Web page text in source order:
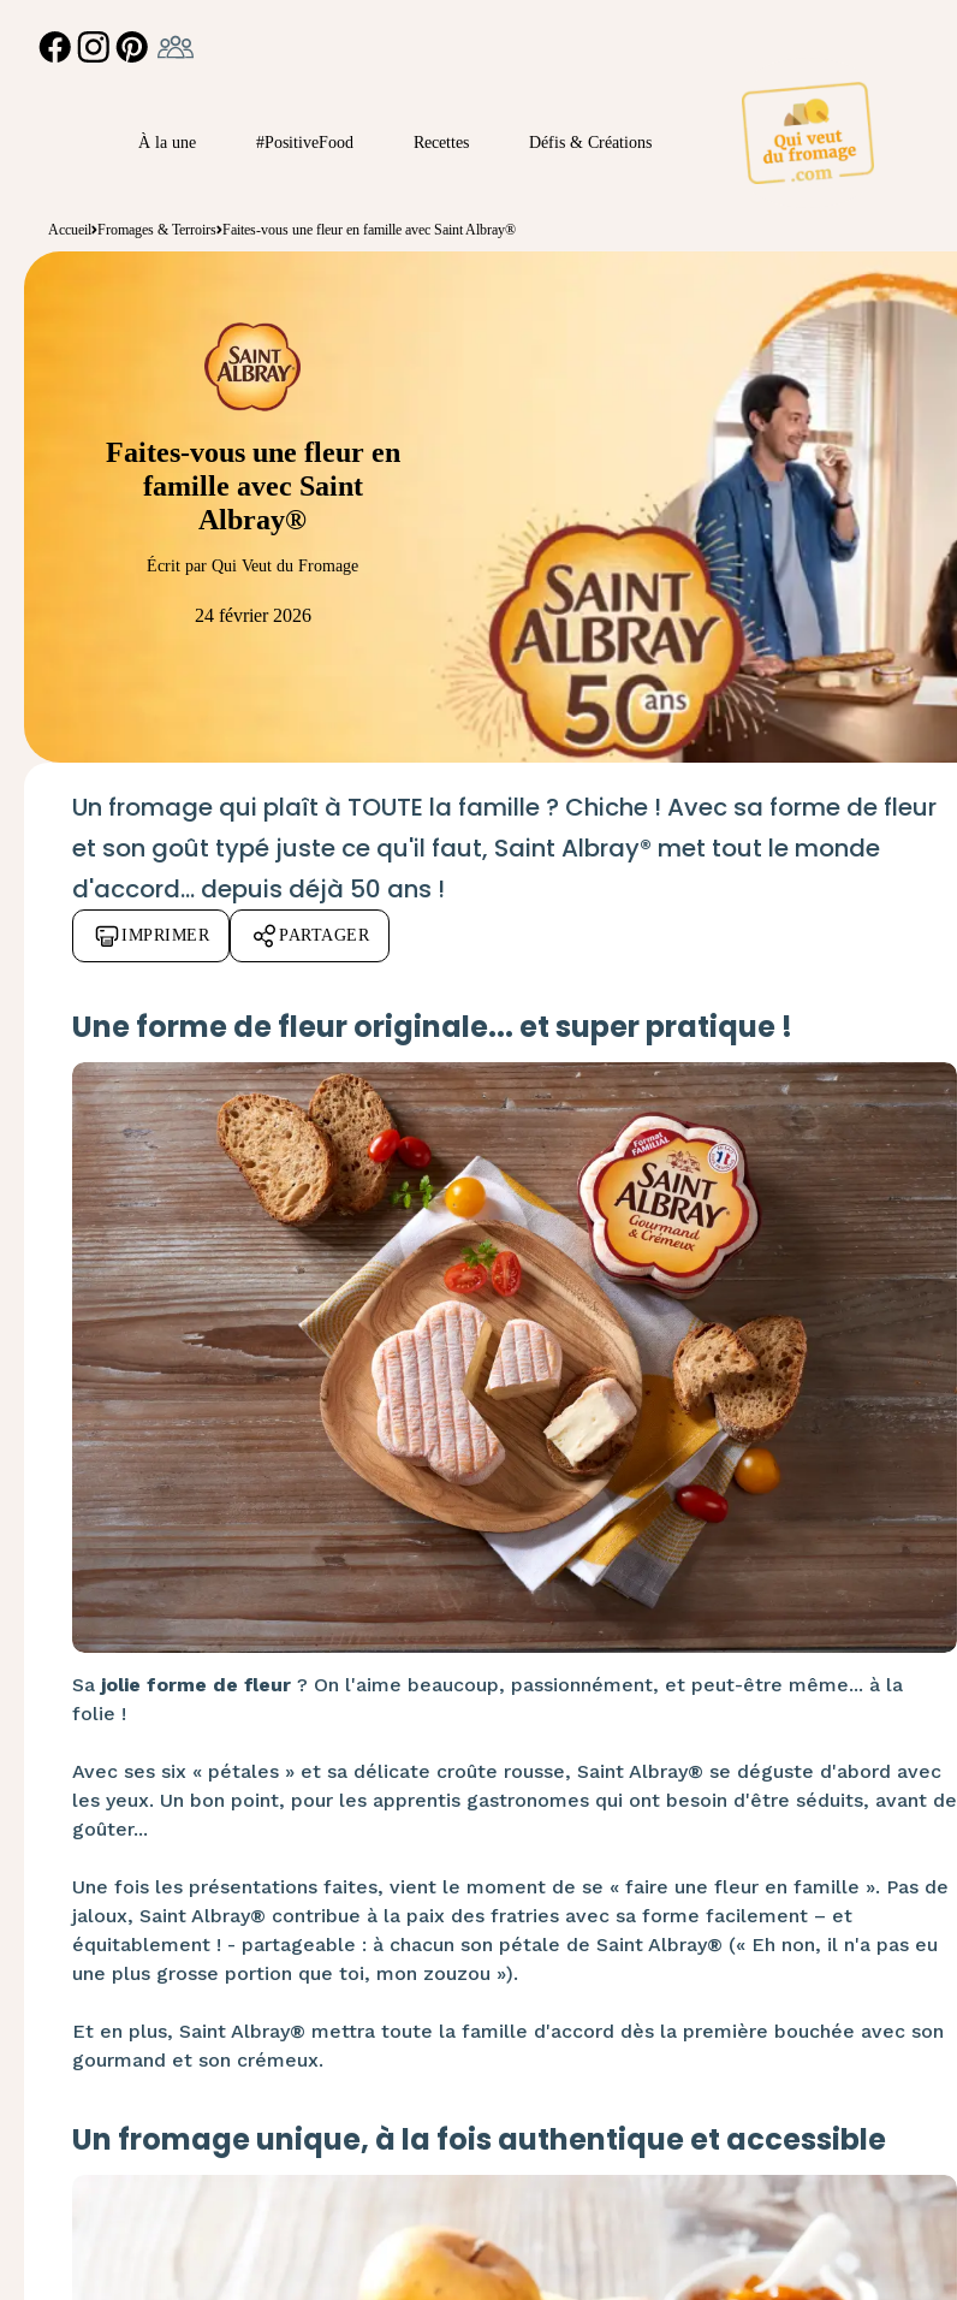
FACEBOOKINSTAGRAMPINTEREST
À la une #PositiveFood Recettes Défis & Créations
Accueil Fromages & Terroirs Faites-vous une fleur en famille avec Saint Albray®
Faites-vous une fleur en
famille avec Saint
Albray®
Écrit par Qui Veut du Fromage
24 février 2026
Un fromage qui plaît à TOUTE la famille ? Chiche ! Avec sa forme de fleur
et son goût typé juste ce qu'il faut, Saint Albray® met tout le monde
d'accord... depuis déjà 50 ans !
IMPRIMER PARTAGER
Une forme de fleur originale... et super pratique !
Sa jolie forme de fleur ? On l'aime beaucoup, passionnément, et peut-être même... à la
folie !
Avec ses six « pétales » et sa délicate croûte rousse, Saint Albray® se déguste d'abord avec
les yeux. Un bon point, pour les apprentis gastronomes qui ont besoin d'être séduits, avant de
goûter...
Une fois les présentations faites, vient le moment de se « faire une fleur en famille ». Pas de
jaloux, Saint Albray® contribue à la paix des fratries avec sa forme facilement – et
équitablement ! - partageable : à chacun son pétale de Saint Albray® (« Eh non, il n'a pas eu
une plus grosse portion que toi, mon zouzou »).
Et en plus, Saint Albray® mettra toute la famille d'accord dès la première bouchée avec son
gourmand et son crémeux.
Un fromage unique, à la fois authentique et accessible